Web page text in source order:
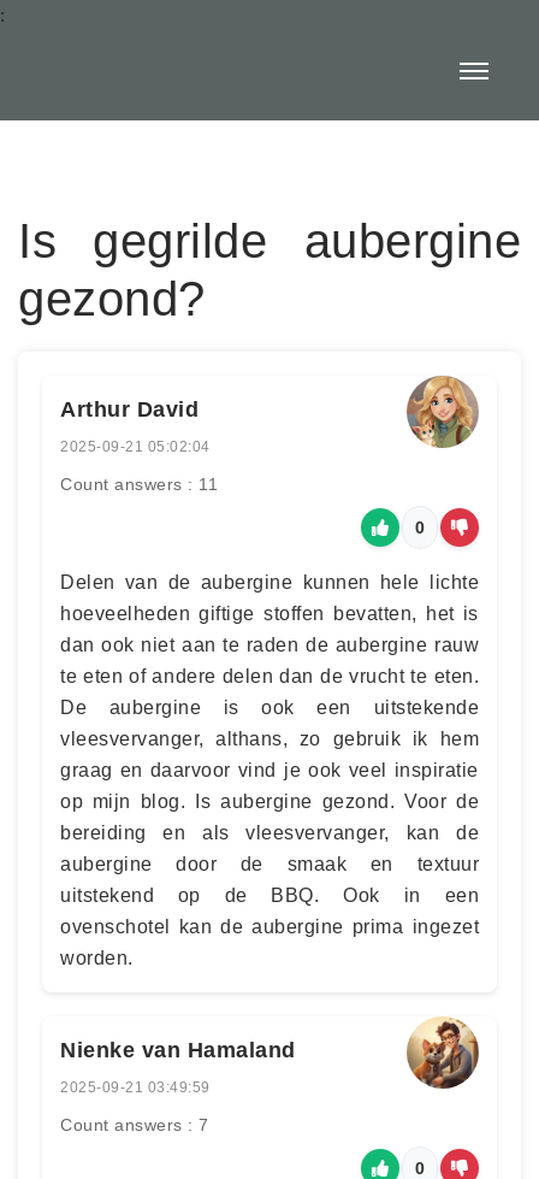
:
Is gegrilde aubergine
gezond?
Arthur David
2025-09-21 05:02:04
Count answers : 11
0
Delen van de aubergine kunnen hele lichte
hoeveelheden giftige stoffen bevatten, het is
dan ook niet aan te raden de aubergine rauw
te eten of andere delen dan de vrucht te eten.
De aubergine is ook een uitstekende
vleesvervanger, althans, zo gebruik ik hem
graag en daarvoor vind je ook veel inspiratie
op mijn blog. Is aubergine gezond. Voor de
bereiding en als vleesvervanger, kan de
aubergine door de smaak en textuur
uitstekend op de BBQ. Ook in een
ovenschotel kan de aubergine prima ingezet
worden.
Nienke van Hamaland
2025-09-21 03:49:59
Count answers : 7
0